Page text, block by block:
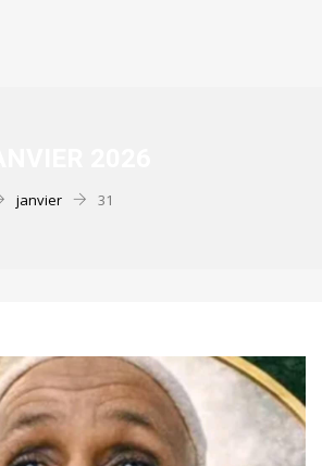
janvier 31